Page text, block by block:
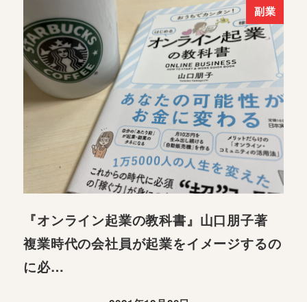
副業
『オンライン起業の教科書』山口朋子著
複業時代の会社員が起業をイメージするの
に必…